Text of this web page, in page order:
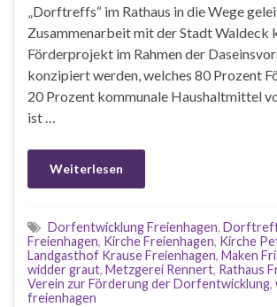
„Dorftreffs“ im Rathaus in die Wege
Zusammenarbeit mit der Stadt Waldeck
Förderprojekt im Rahmen der
konzipiert werden, welches 80 Prozent
20 Prozent kommunale Haushaltmittel
ist …
Weiterlesen
Dorfentwicklung Freienhagen, Dorftreff
Freienhagen, Kirche Freienhagen, Kirche
Landgasthof Krause Freienhagen, Maken
widder graut, Metzgerei Rennert, Rathaus
Verein zur Förderung der Dorfentwicklung,
freienhagen